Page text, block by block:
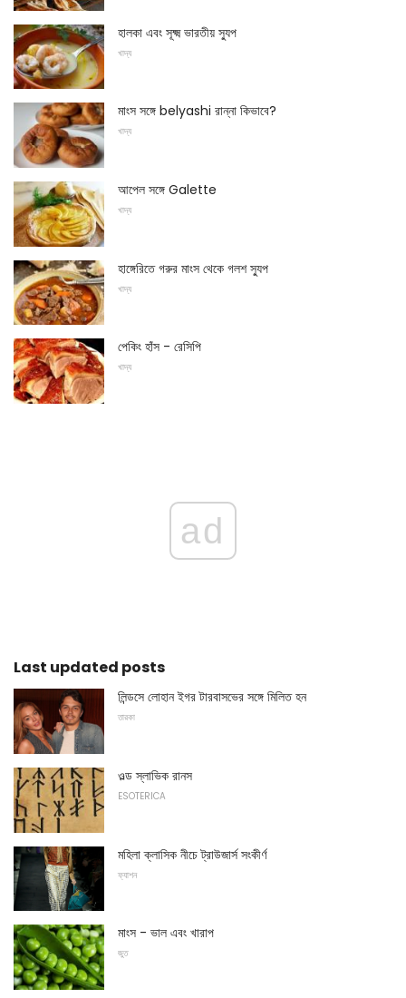
হালকা এবং সূক্ষ্ম ভারতীয় স্যুপ
খাদ্য
মাংস সঙ্গে belyashi রান্না কিভাবে?
খাদ্য
আপেল সঙ্গে Galette
খাদ্য
হাঙ্গেরিতে গরুর মাংস থেকে গলশ স্যুপ
খাদ্য
পেকিং হাঁস - রেসিপি
খাদ্য
ad
Last updated posts
লিন্ডসে লোহান ইগর টারবাসভের সঙ্গে মিলিত হন
তারকা
ওল্ড স্লাভিক রানস
ESOTERICA
মহিলা ক্লাসিক নীচে ট্রাউজার্স সংকীর্ণ
ফ্যাশন
মাংস - ভাল এবং খারাপ
জুত